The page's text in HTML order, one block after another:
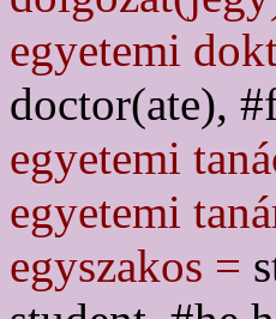
egyetemi
doctor(ate),
egyetemi
egyetemi
egyszakos =